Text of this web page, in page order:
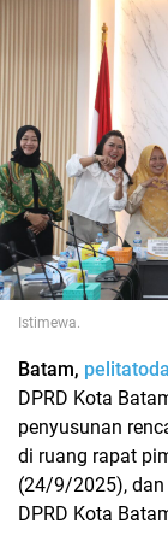
Istimewa.
Batam,
DPRD Kota
penyusunan
di ruang rapat
(24/9/2025), dan
DPRD Kota